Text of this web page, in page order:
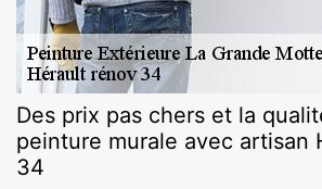
Des prix pas chers et la
peinture murale avec artisan
34